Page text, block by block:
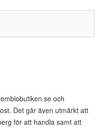
och
Det går även utmärkt att
för att handla samt att